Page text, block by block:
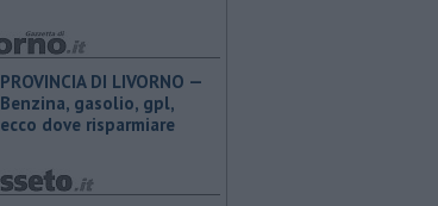
PROVINCIA DI LIVORNO — ​
Benzina, gasolio, gpl,
ecco dove risparmiare